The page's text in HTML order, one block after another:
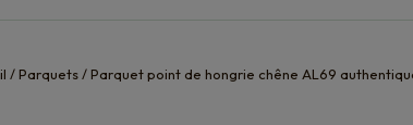
/Parquets/Parquet point de hongrie chêne AL69